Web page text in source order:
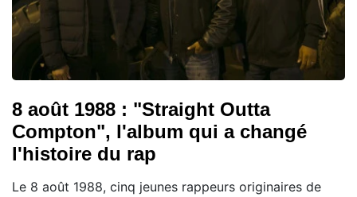
8 août 1988 : "Straight Outta
Compton", l'album qui a changé
l'histoire du rap
Le 8 août 1988, cinq jeunes rappeurs originaires de